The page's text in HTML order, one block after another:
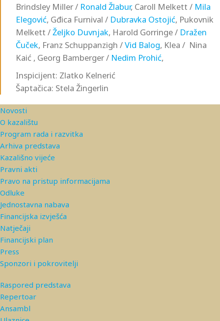
Brindsley Miller / Ronald Žlabur, Caroll Melkett / Mila
Elegović, Gđica Furnival / Dubravka Ostojić, Pukovnik
Melkett /Željko Duvnjak, Harold Gorringe / Dražen
Čuček, Franz Schuppanzigh /Vid Balog, Klea / Nina
Kaić , Georg Bamberger / Nedim Prohić,
Inspicijent: Zlatko Kelnerić
Šaptačica: Stela Žingerlin
Novosti
O kazalištu
Program rada i razvitka
Arhiva predstava
Kazališno vijeće
Pravni akti
Pravo na pristup informacijama
Odluke
Jednostavna nabava
Financijska izvješća
Natječaji
Financijski plan
Press
Sponzori i pokrovitelji
Raspored predstava
Repertoar
Ansambl